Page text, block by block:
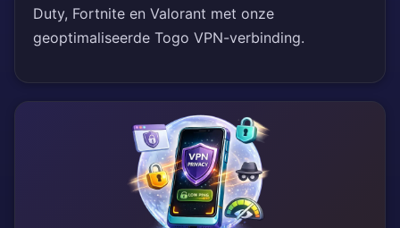
Duty, Fortnite en Valorant met onze
geoptimaliseerde Togo VPN-verbinding.